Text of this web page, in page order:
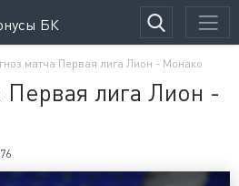
БК
матча Первая лига Лион - Монако
Первая лига Лион -